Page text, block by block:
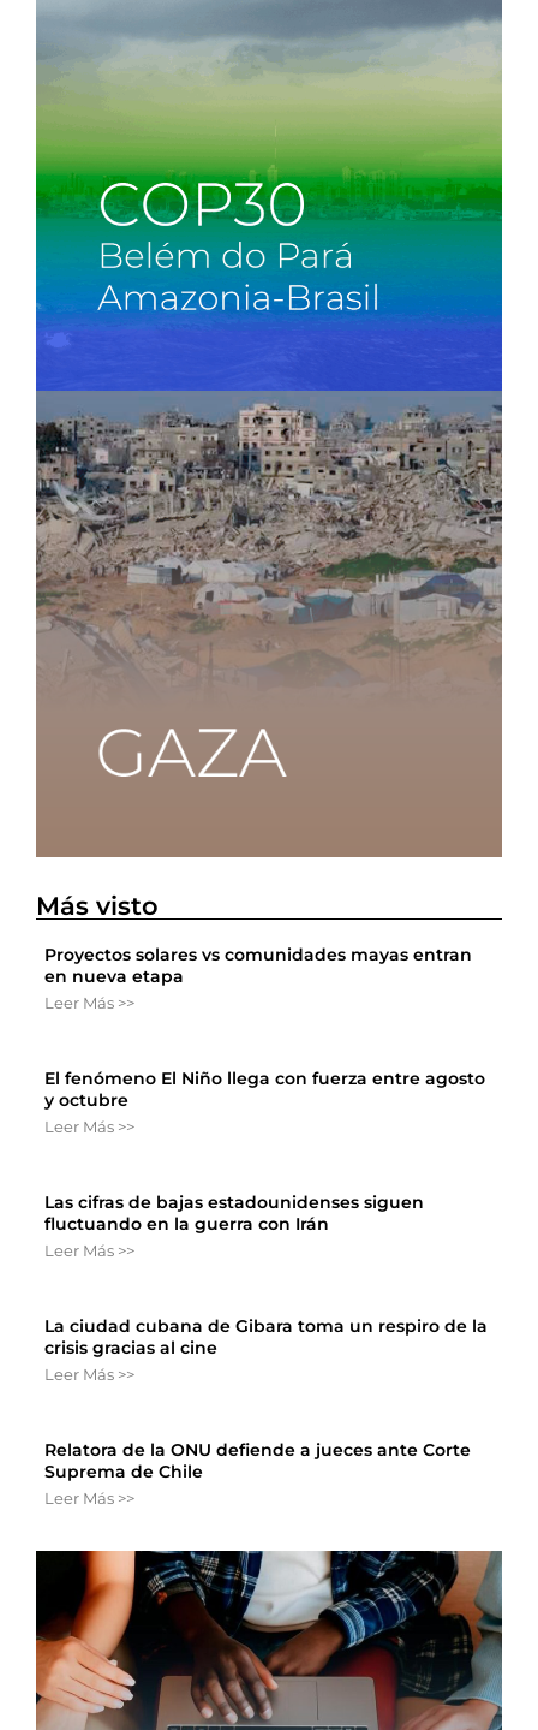
Más visto
Proyectos solares vs comunidades mayas entran
en nueva etapa
Leer Más >>
El fenómeno El Niño llega con fuerza entre agosto
y octubre
Leer Más >>
Las cifras de bajas estadounidenses siguen
fluctuando en la guerra con Irán
Leer Más >>
La ciudad cubana de Gibara toma un respiro de la
crisis gracias al cine
Leer Más >>
Relatora de la ONU defiende a jueces ante Corte
Suprema de Chile
Leer Más >>